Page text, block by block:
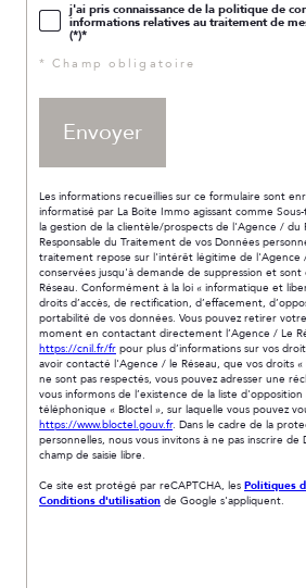
j'ai pris connaissance de la politique de
informations relatives au traitement de
(*)*
* Champ obligatoire
Envoyer
Les informations recueillies sur ce formulaire sont
informatisé par La Boite Immo agissant comme
la gestion de la clientèle/prospects de l'Agence / du
Responsable du Traitement de vos Données
traitement repose sur l'intérêt légitime de l'Agence /
conservées jusqu'à demande de suppression et
Réseau. Conformément à la loi « informatique et
droits d’accès, de rectification, d’effacement,
portabilité de vos données. Vous pouvez retirer
moment en contactant directement l’Agence / Le
https://cnil.fr/fr pour plus d’informations sur vos
avoir contacté l'Agence / le Réseau, que vos droits
ne sont pas respectés, vous pouvez adresser une
vous informons de l’existence de la liste
téléphonique « Bloctel », sur laquelle vous pouvez
https://www.bloctel.gouv.fr. Dans le cadre de la
personnelles, nous vous invitons à ne pas inscrire de
champ de saisie libre.
Ce site est protégé par reCAPTCHA, les Politiques
Conditions d'utilisation de Google s'appliquent.